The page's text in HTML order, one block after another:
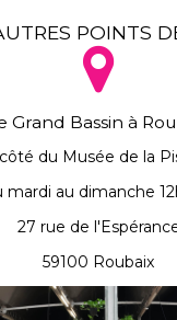
POINTS
Grand Bassin à
du Musée de la
mardi au dimanche
27 rue de
59100 Roubaix